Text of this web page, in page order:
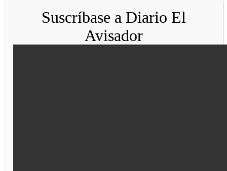
Suscríbase a Diario El
Avisador